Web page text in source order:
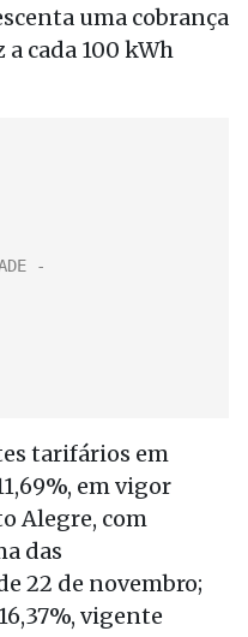
uma cobrança
a cada 100 kWh
tarifários em
em vigor
Alegre, com
das
22 de novembro;
vigente